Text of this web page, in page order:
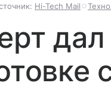
Hi-Tech Mail